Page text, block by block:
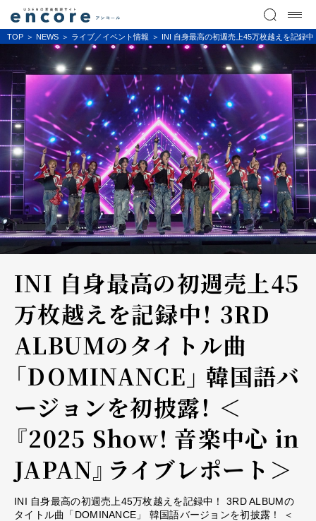
TOP NEWS ライブ／イベント情報 INI 自身最高の初週売上45万枚越えを記録
INI 自身最高の初週売上45
万枚越えを記録中！ 3RD
ALBUMのタイトル曲
「DOMINANCE」 韓国語バ
ージョンを初披露！ ＜
『2025 Show! 音楽中心 in
JAPAN』ライブレポート＞
INI 自身最高の初週売上45万枚越えを記録中！ 3RD ALBUMの
タイトル曲「DOMINANCE」 韓国語バージョンを初披露！ ＜